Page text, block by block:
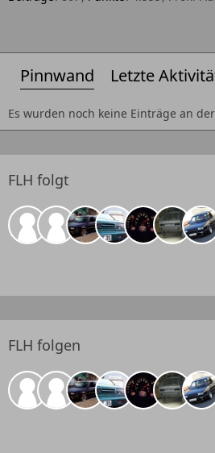
Pinnwand Letzte
Es wurden noch keine Einträge an
FLH folgt
FLH folgen